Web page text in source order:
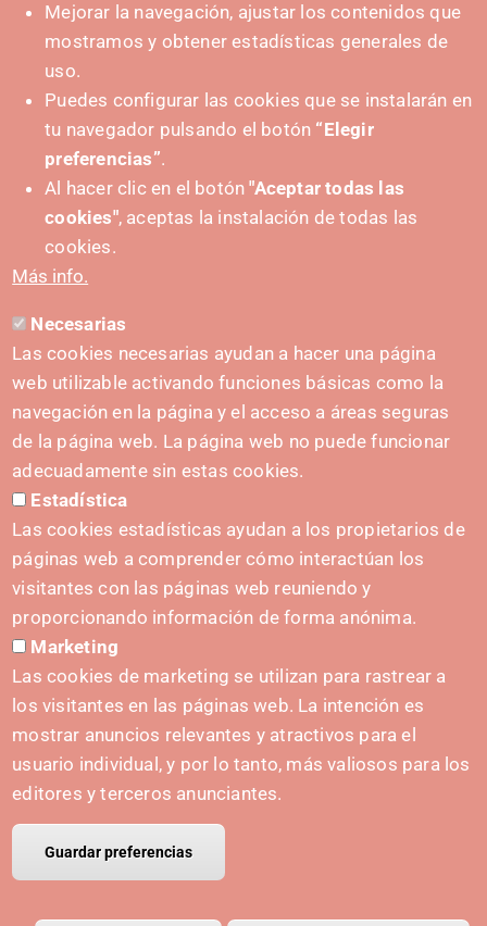
IMPULSA
CONTACTO
hola@irisnavarra.com
(+34) 628 23 12 32
C. del Sadar, 31006 Pamplona
Formulario de contacto
Kit de prensa
INICIATIVAS
Navarra Cybersecurity Center
Spain Living Lab
Apoyo al Emprendimiento
Gemelos digitales
© Copyright Polo IRIS.Aviso legal
Mejorar la navegación, ajustar los contenidos que
mostramos y obtener estadísticas generales de
uso.
Puedes configurar las cookies que se instalarán en
tu navegador pulsando el botón “Elegir
preferencias”.
Al hacer clic en el botón"Aceptar todas las
cookies", aceptas la instalación de todas las
cookies.
Más info.
Necesarias
Las cookies necesarias ayudan a hacer una página
web utilizable activando funciones básicas como la
navegación en la página y el acceso a áreas seguras
de la página web. La página web no puede funcionar
adecuadamente sin estas cookies.
Estadística
Las cookies estadísticas ayudan a los propietarios de
páginas web a comprender cómo interactúan los
visitantes con las páginas web reuniendo y
proporcionando información de forma anónima.
Marketing
Las cookies de marketing se utilizan para rastrear a
los visitantes en las páginas web. La intención es
mostrar anuncios relevantes y atractivos para el
usuario individual, y por lo tanto, más valiosos para los
editores y terceros anunciantes.
Guardar preferencias